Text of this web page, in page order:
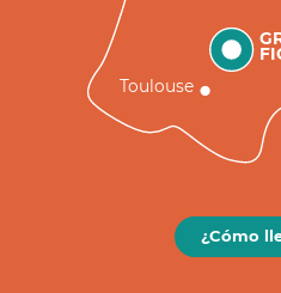
Toulouse
¿Cómo